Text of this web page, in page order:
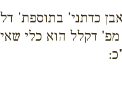
כדתני' בתוספת'
דקלל הוא כלי